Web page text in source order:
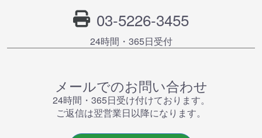
03-5226-3455
24時間・365⽇受付
メールでのお問い合わせ
24時間・365⽇受け付けております。
ご返信は翌営業⽇以降になります。